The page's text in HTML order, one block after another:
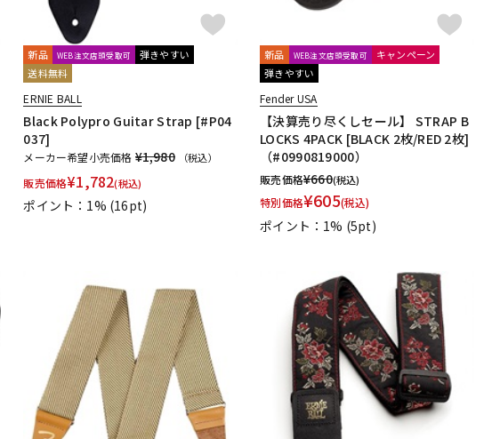
Live Line Lizard Spit LM STRAP Lollar Pickups
LUTHIER
Mastery Bridge MD Guitars
MORRIS MUSIC WORKS MXR
ORTEGA Ovaltone OVATION Oyaide P.R.S. paige
Pro-co prohands Providence PULSE
Rock Picks Rickenbacker RIGHTON STRAPS RIO GRANDE
SOLID CABLES SOMA laboratory SONOTONE
Souldier Strap
Sunhayato SUNRISE Sustainiac SUZUKI
Switch Custom Guitars
ThroBak Electronics Tim Bud TODA GUITARS
TOKAI
trumpet station TUNE Turtle Wax ULTIMATE unknown
WALRUS AUDIO Warwick Wedgie Well Fine
Wera
新品 WEB注文店頭受取可
弾きやすい
送料無料
ERNIE BALL
Black Polypro Guitar Strap [#P04
037]
メーカー希望小売価格 ¥1,980 （税込）
販売価格¥1,782(税込)
ポイント：1% (16pt)
新品 WEB注文店頭受取可
キャンペーン
弾きやすい
Fender USA
【決算売り尽くしセール】 STRAP B
LOCKS 4PACK [BLACK 2枚/RED 2枚]
（#0990819000）
販売価格¥660(税込)
特別価格¥605(税込)
ポイント：1% (5pt)